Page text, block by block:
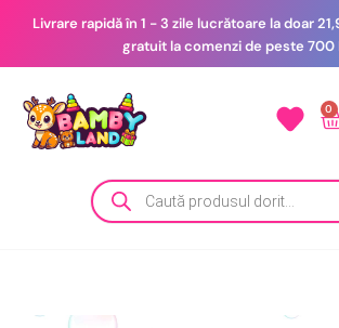
Livrare rapidă în 1 - 3 zile lucrătoare la doar
gratuit la comenzi de peste 700
0